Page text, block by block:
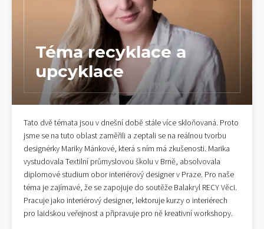
Téma recyklace a
upcyklace
Tato dvě témata jsou v dnešní době stále více skloňovaná. Proto
jsme se na tuto oblast zaměřili a zeptali se na reálnou tvorbu
designérky Mariky Mánkové, která s ním má zkušenosti. Marika
vystudovala Textilní průmyslovou školu v Brně, absolvovala
diplomové studium obor interiérový designer v Praze. Pro naše
téma je zajímavé, že se zapojuje do soutěže Balakryl RECY Věci.
Pracuje jako interiérový designer, lektoruje kurzy o interiérech
pro laidskou veřejnost a připravuje pro ně kreativní workshopy.